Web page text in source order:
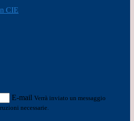
CIE
E-mail Verrà inviato un messaggio
necessarie.